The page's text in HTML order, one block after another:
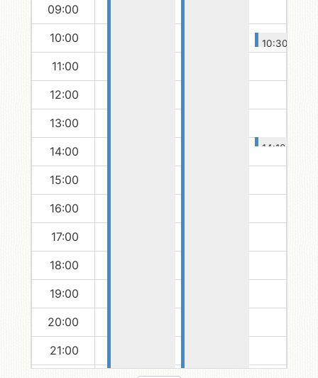
10:30-11:00
14:10-14:30
おはなし会
09:00
10:00
11:00
12:00
13:00
14:00
15:00
16:00
17:00
18:00
19:00
20:00
21:00